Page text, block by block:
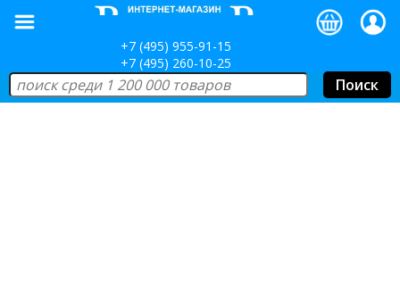
+7 (495) 955-91-15
+7 (495) 260-10-25